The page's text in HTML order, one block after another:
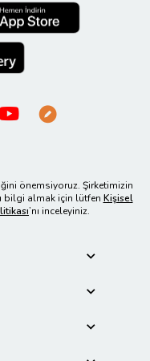
önemsiyoruz. Şirketimizin
bilgi almak için lütfen Kişisel
’nı inceleyiniz.